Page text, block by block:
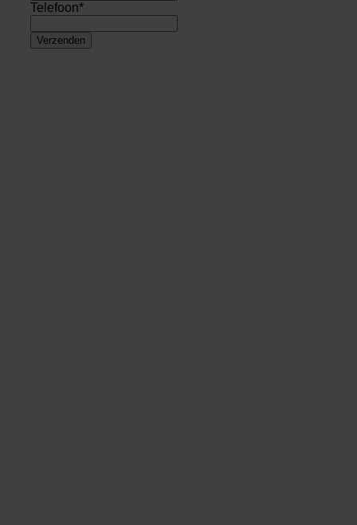
Telefoon*